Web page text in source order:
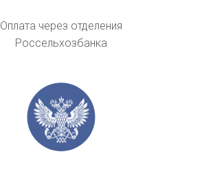
Оплата через отделения
Россельхозбанка